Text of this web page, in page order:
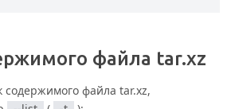
файла tar.xz
содержимого файла tar.xz,